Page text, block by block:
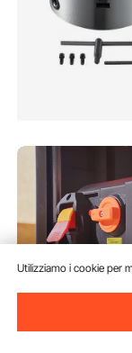
Utilizziamo i cookie per